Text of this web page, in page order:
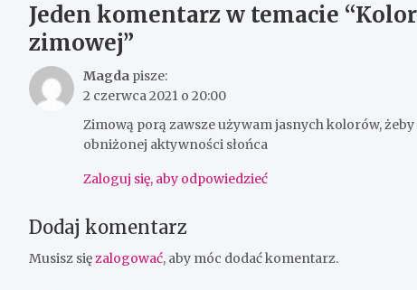
Jeden komentarz w temacie “
zimowej”
Magda pisze:
2 czerwca 2021 o 20:00
Zimową porą zawsze używam jasnych kolorów,
obniżonej aktywności słońca
Zaloguj się, aby odpowiedzieć
Dodaj komentarz
Musisz sięzalogować, aby móc dodać komentarz.